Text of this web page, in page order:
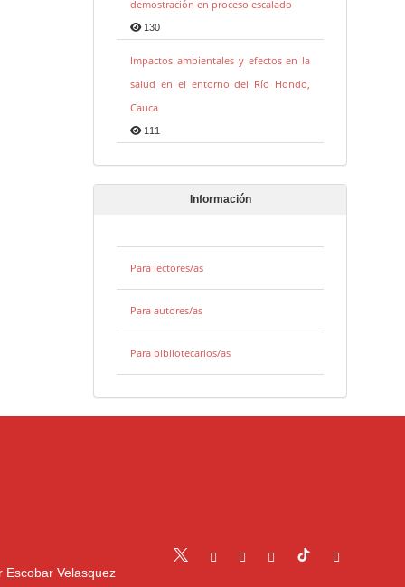
demostración en proceso escalado
130
Impactos ambientales y efectos en la
salud en el entorno del Río Hondo,
Cauca
111
Información
Para lectores/as
Para autores/as
Para bibliotecarios/as
Escobar Velasquez